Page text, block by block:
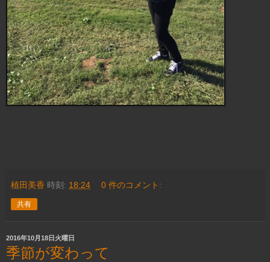
植田美香 時刻: 18:24 0 件のコメント:
共有
2016年10月18日火曜日
季節が変わって